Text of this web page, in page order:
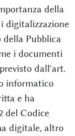
della
digitalizzazione
Pubblica
i documenti
dall'art.
informatico
e ha
del Codice
digitale, altro